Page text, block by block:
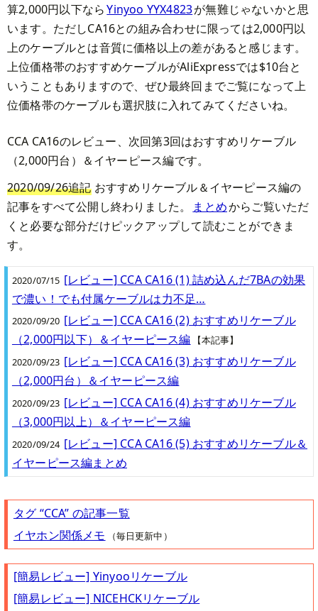
算2,000円以下ならYinyoo YYX4823が無難じゃないかと思
います。ただしCA16との組み合わせに限っては2,000円以
上のケーブルとは音質に価格以上の差があると感じます。
上位価格帯のおすすめケーブルがAliExpressでは$10台と
いうこともありますので、ぜひ最終回までご覧になって上
位価格帯のケーブルも選択肢に入れてみてくださいね。
CCA CA16のレビュー、次回第3回はおすすめリケーブル
（2,000円台）＆イヤーピース編です。
2020/09/26追記おすすめリケーブル＆イヤーピース編の
記事をすべて公開し終わりました。
まとめからご覧いただ
くと必要な部分だけピックアップして読むことができま
す。
2020/07/15 [レビュー] CCA CA16 (1) 詰め込んだ7BAの効果
で濃い！でも付属ケーブルは力不足…
2020/09/20 [レビュー] CCA CA16 (2) おすすめリケーブル
（2,000円以下）＆イヤーピース編
【本記事】
2020/09/23 [レビュー] CCA CA16 (3) おすすめリケーブル
（2,000円台）＆イヤーピース編
2020/09/23 [レビュー] CCA CA16 (4) おすすめリケーブル
（3,000円以上）＆イヤーピース編
2020/09/24 [レビュー] CCA CA16 (5) おすすめリケーブル＆
イヤーピース編まとめ
タグ “CCA” の記事一覧
イヤホン関係メモ
（毎日更新中）
[簡易レビュー] Yinyooリケーブル
[簡易レビュー] NICEHCKリケーブル